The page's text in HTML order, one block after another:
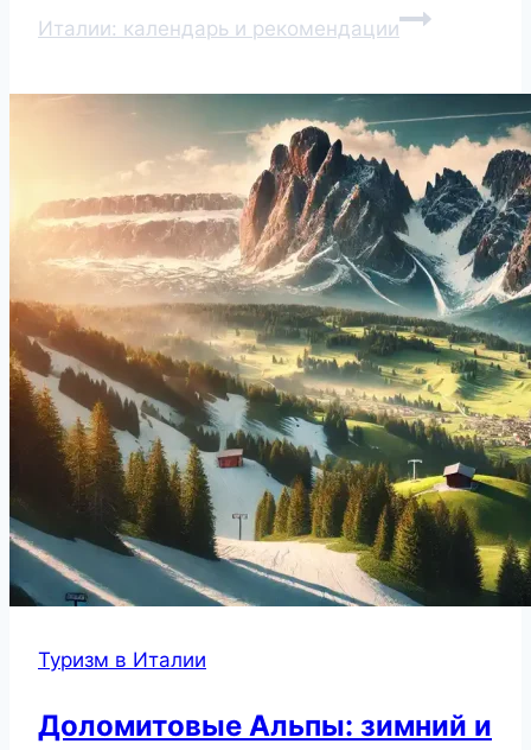
Италии: календарь и рекомендации
Туризм в Италии
Доломитовые Альпы: зимний и